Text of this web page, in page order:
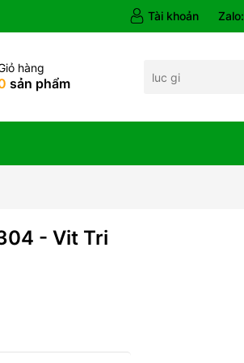
Tài khoản Zalo:
hàng
sản phẩm
- Vit Tri